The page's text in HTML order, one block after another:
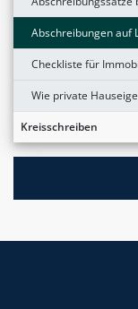
Abschreibungen auf
Checkliste für
Wie private
Kreisschreiben